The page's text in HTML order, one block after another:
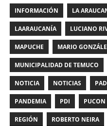
INFORMACIÓN LA
LAARAUCANÍA LUCIANO
MAPUCHE MARIO
MUNICIPALIDAD DE TEMUCO
NOTICIA NOTICIAS
PANDEMIA PDI PUCON
REGIÓN ROBERTO NEIRA